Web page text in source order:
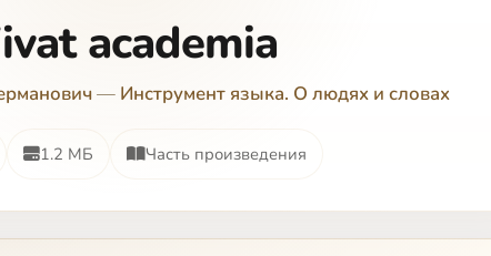
academia
— Инструмент языка. О людях и словах
1.2 МБ Часть произведения